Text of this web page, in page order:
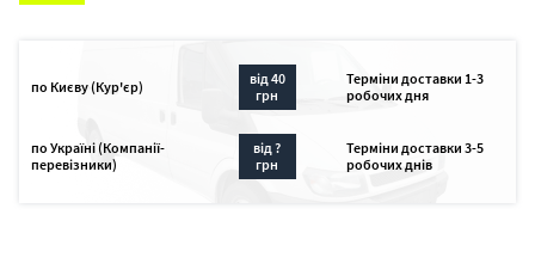
по Києву (Кур'єр)
від 40
грн
Терміни доставки 1-3
робочих дня
по Україні (Компанії-
перевізники)
від ?
грн
Терміни доставки 3-5
робочих днів